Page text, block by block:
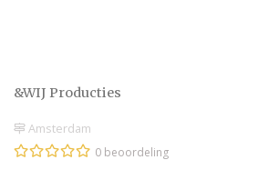
&WIJ Producties
Amsterdam
0 beoordeling